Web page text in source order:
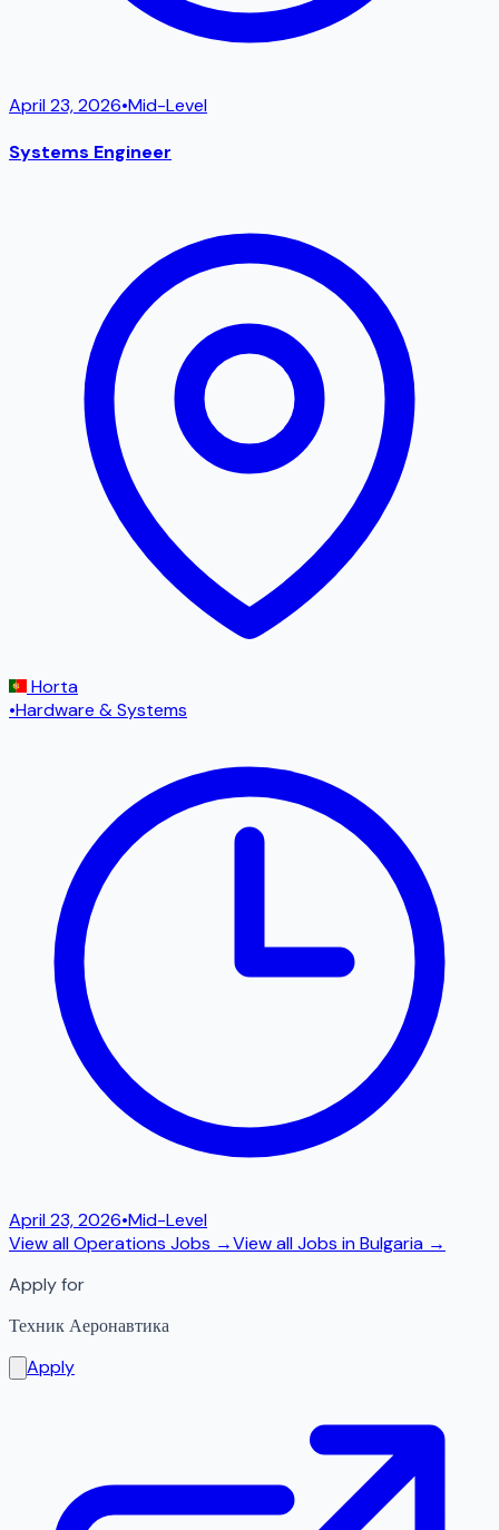
April 23, 2026•Mid-Level
Systems Engineer
Horta
•Hardware & Systems
April 23, 2026•Mid-Level
View allOperations Jobs →View all Jobs inBulgaria →
Apply for
Техник Аеронавтика
Apply